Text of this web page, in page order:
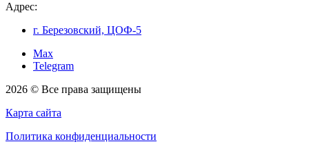
Адрес:
г. Березовский, ЦОФ-5
Max
Telegram
2026 © Все права защищены
Карта сайта
Политика конфиденциальности